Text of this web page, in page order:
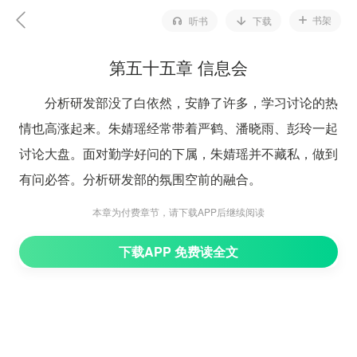
听书 下载 书架
第五十五章 信息会
分析研发部没了白依然，安静了许多，学习讨论的热
情也高涨起来。朱婧瑶经常带着严鹤、潘晓雨、彭玲一起
讨论大盘。面对勤学好问的下属，朱婧瑶并不藏私，做到
有问必答。分析研发部的氛围空前的融合。
金融圈子里也没有白依然的消息，有传闻说白依然去
并没有去。本来白依然在平川公司
本章为付费章节，请下载APP后继续阅读
下载APP 免费读全文